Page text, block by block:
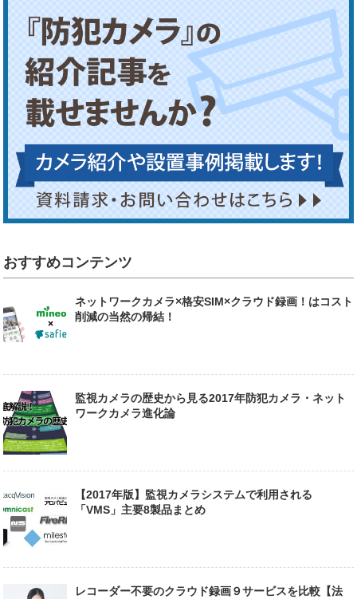
おすすめコンテンツ
ネットワークカメラ×格安SIM×クラウド録画！はコスト
削減の当然の帰結！
監視カメラの歴史から見る2017年防犯カメラ・ネット
ワークカメラ進化論
【2017年版】監視カメラシステムで利用される
「VMS」主要8製品まとめ
レコーダー不要のクラウド録画９サービスを比較【法